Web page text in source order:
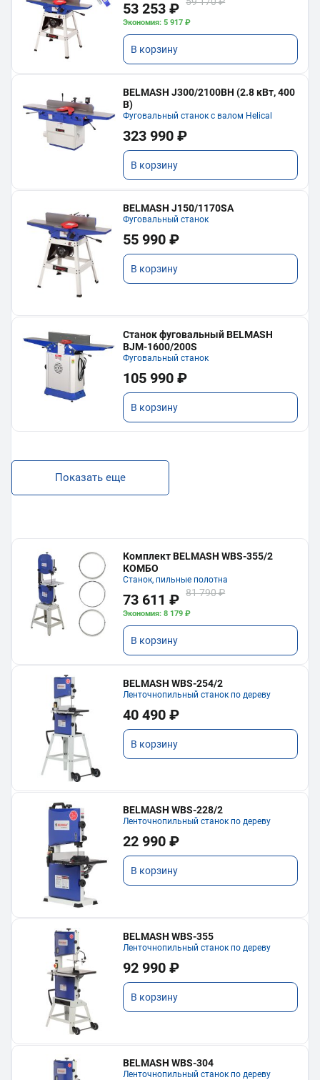
53 253 ₽
Экономия: 5 917 ₽
В корзину
BELMASH J300/2100ВH (2.8 кВт, 400
В)
Фуговальный станок с валом Helical
323 990 ₽
В корзину
BELMASH J150/1170SA
Фуговальный станок
55 990 ₽
В корзину
Станок фуговальный BELMASH
BJM-1600/200S
Фуговальный станок
105 990 ₽
В корзину
Показать еще
Комплект BELMASH WBS-355/2
КОМБО
Станок, пильные полотна
73 611 ₽ 81 790 ₽
Экономия: 8 179 ₽
В корзину
BELMASH WBS-254/2
Ленточнопильный станок по дереву
40 490 ₽
В корзину
BELMASH WBS-228/2
Ленточнопильный станок по дереву
22 990 ₽
В корзину
BELMASH WBS-355
Ленточнопильный станок по дереву
92 990 ₽
В корзину
BELMASH WBS-304
Ленточнопильный станок по дереву